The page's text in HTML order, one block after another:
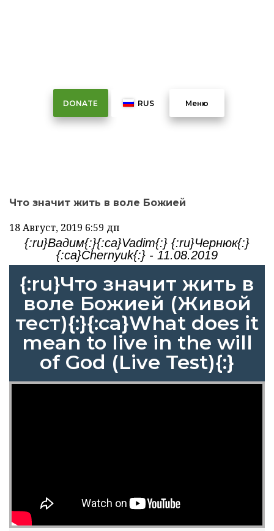
DONATE RUS Меню
Божией
Что значит жить в воле Божией
18 Август, 2019 6:59 дп
{:ru}Вадим{:}{:ca}Vadim{:} {:ru}Чернюк{:}
{:ca}Chernyuk{:} - 11.08.2019
{:ru}Что значит жить в
воле Божией (Живой
тест){:}{:ca}What does it
mean to live in the will
of God (Live Test){:}